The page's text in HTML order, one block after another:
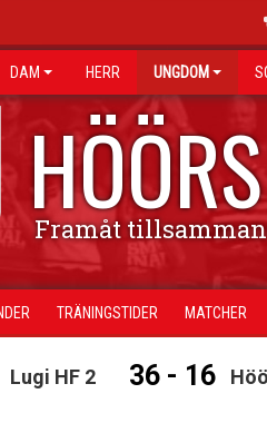
DAM HERR UNGDOM
Framåt
TRÄNINGSTIDER MATCHER
Lugi HF 2 36 - 16